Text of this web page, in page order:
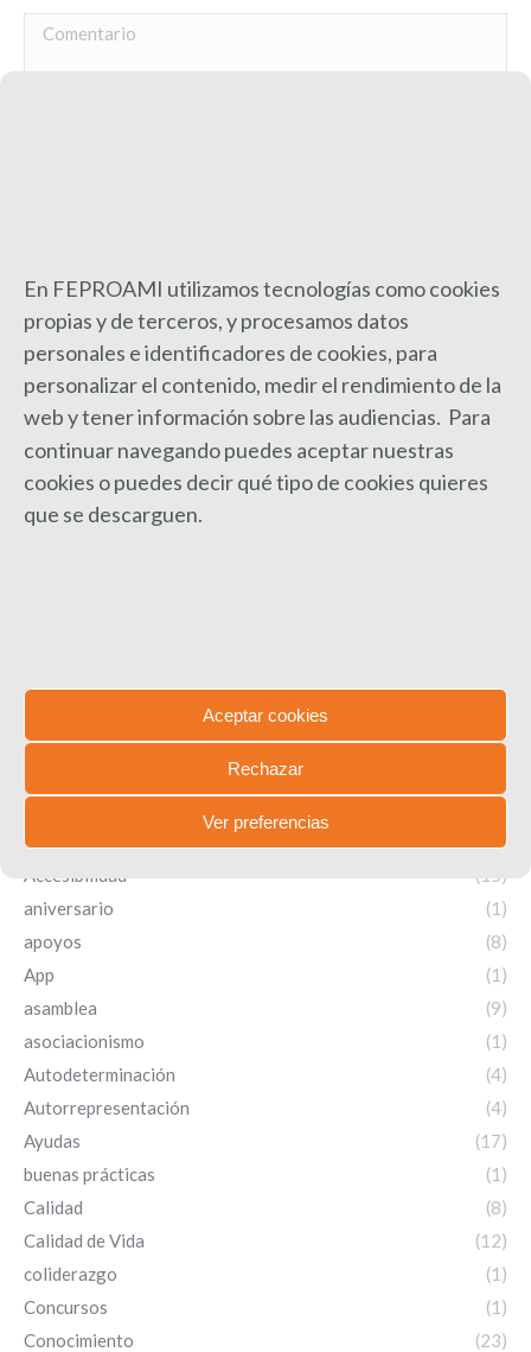
En FEPROAMI utilizamos tecnologías como cookies
propias y de terceros, y procesamos datos
personales e identificadores de cookies, para
personalizar el contenido, medir el rendimiento de la
web ytener información sobre las audiencias. Para
continuar navegando puedes aceptar nuestras
cookies o puedes decir qué tipo de cookies quieres
que se descarguen.
Aceptar cookies
Rechazar
Ver preferencias
Comentario
Nombre *
Correo electrónico *
Sitio web
Categorías
8M
(1)
Accesibilidad
(15)
aniversario
(1)
apoyos
(8)
App
(1)
asamblea
(9)
asociacionismo
(1)
Autodeterminación
(4)
Autorrepresentación
(4)
Ayudas
(17)
buenas prácticas
(1)
Calidad
(8)
Calidad de Vida
(12)
coliderazgo
(1)
Concursos
(1)
Conocimiento
(23)